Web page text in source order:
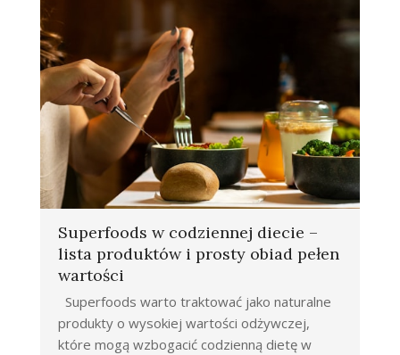
Superfoods w codziennej diecie –
lista produktów i prosty obiad pełen
wartości
Superfoods warto traktować jako naturalne
produkty o wysokiej wartości odżywczej,
które mogą wzbogacić codzienną dietę w